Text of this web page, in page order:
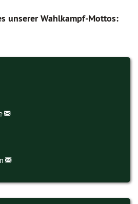
unserer Wahlkampf-Mottos: